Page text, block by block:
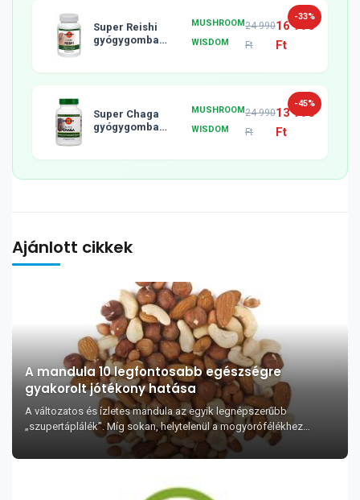
-33%
Super Reishi
gyógygomba
MUSHROOM
WISDOM
24 990
Ft
16 990
Ft
-45%
Super Chaga
gyógygomba
MUSHROOM
WISDOM
24 990
Ft
13 990
Ft
Ajánlott cikkek
A mandula 10 legfontosabb egészségre
gyakorolt jótékony hatása
A változatos és ízletes mandula az egyik legnépszerűbb
„szupertáplálék”. Míg sokan, helytelenül a mogyorófélékhez
sorolják, valójában a mandula a mandula...